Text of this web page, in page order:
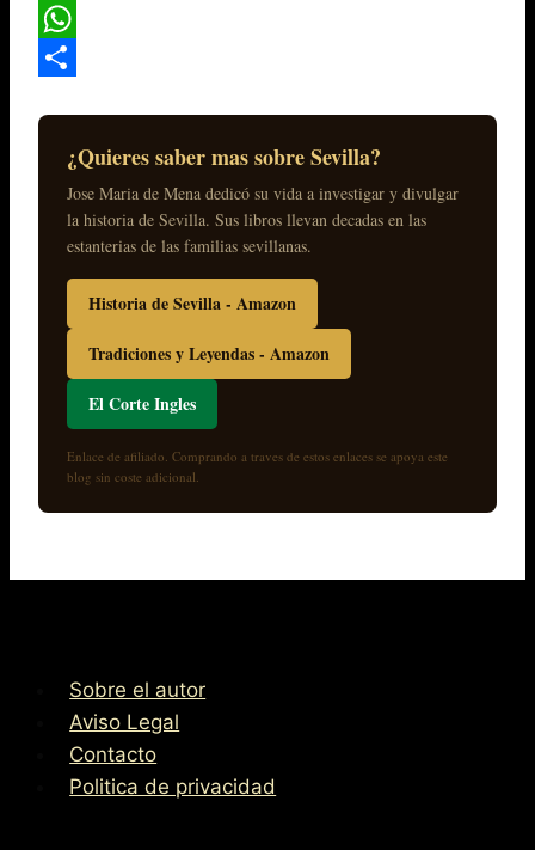
Twitter
WhatsApp
¿Quieres saber mas sobre Sevilla?
Jose Maria de Mena dedicó su vida a investigar y divulgar
la historia de Sevilla. Sus libros llevan decadas en las
estanterias de las familias sevillanas.
Historia de Sevilla - Amazon
Tradiciones y Leyendas - Amazon
El Corte Ingles
Enlace de afiliado. Comprando a traves de estos enlaces se apoya este
blog sin coste adicional.
Sobre el autor
Aviso Legal
Contacto
Politica de privacidad